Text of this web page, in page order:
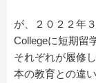
が、２０２２年
Collegeに短期留
それぞれが履修
本の教育との違